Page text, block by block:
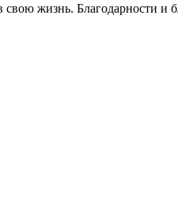
жизнь. Благодарности и